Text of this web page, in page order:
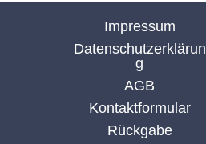
Impressum
Datenschutzerklärun
g
AGB
Kontaktformular
Rückgabe